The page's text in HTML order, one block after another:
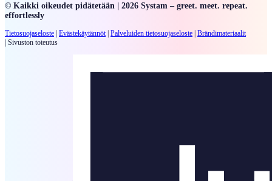
© Kaikki oikeudet pidätetään | 2026 Systam – greet. meet. repeat.
effortlessly
Tietosuojaseloste | Evästekäytännöt | Palveluiden tietosuojaseloste | Brändimateriaalit
| Sivuston toteutus